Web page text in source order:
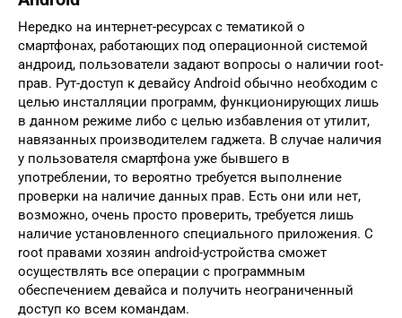
Нередко на интернет-ресурсах с тематикой о
смартфонах, работающих под операционной системой
андроид, пользователи задают вопросы о наличии root-
прав. Рут-доступ к девайсу Android обычно необходим с
целью инсталляции программ, функционирующих лишь
в данном режиме либо с целью избавления от утилит,
навязанных производителем гаджета. В случае наличия
у пользователя смартфона уже бывшего в
употреблении, то вероятно требуется выполнение
проверки на наличие данных прав. Есть они или нет,
возможно, очень просто проверить, требуется лишь
наличие установленного специального приложения. С
root правами хозяин android-устройства сможет
осуществлять все операции с программным
обеспечением девайса и получить неограниченный
доступ ко всем командам.